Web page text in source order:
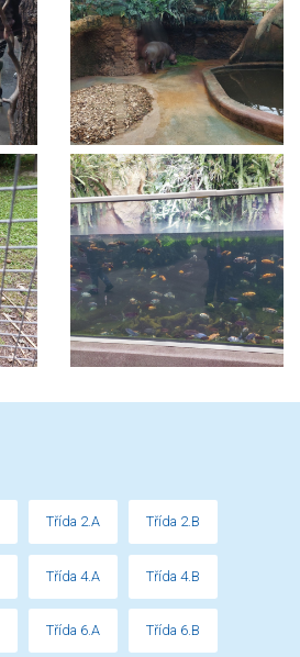
Třída 2.A Třída 2.B
Třída 4.A Třída 4.B
Třída 6.A Třída 6.B